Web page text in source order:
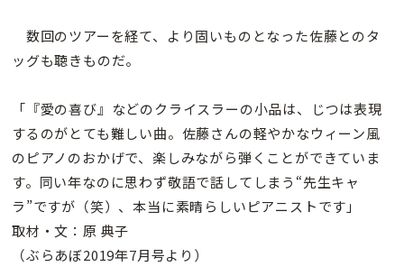
数回のツアーを経て、より固いものとなった佐藤とのタ
ッグも聴きものだ。
「『愛の喜び』などのクライスラーの小品は、じつは表現
するのがとても難しい曲。佐藤さんの軽やかなウィーン風
のピアノのおかげで、楽しみながら弾くことができていま
す。同い年なのに思わず敬語で話してしまう“先生キャ
ラ”ですが（笑）、本当に素晴らしいピアニストです」
取材・文：原 典子
（ぶらあぼ2019年7月号より）